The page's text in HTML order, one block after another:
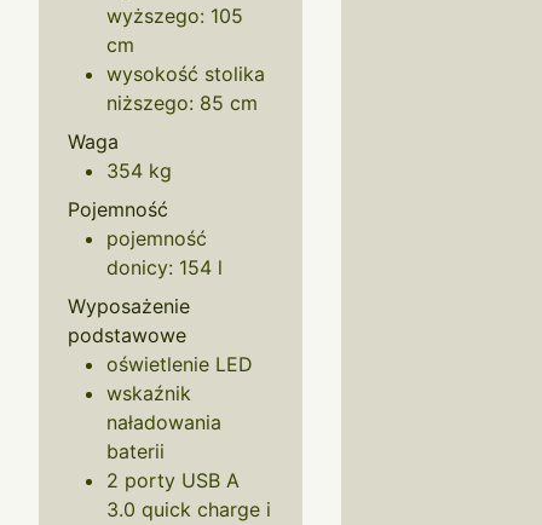
wyższego: 105
cm
wysokość stolika
niższego: 85 cm
Waga
354 kg
Pojemność
pojemność
donicy: 154 l
Wyposażenie
podstawowe
oświetlenie LED
wskaźnik
naładowania
baterii
2 porty USB A
3.0 quick charge i